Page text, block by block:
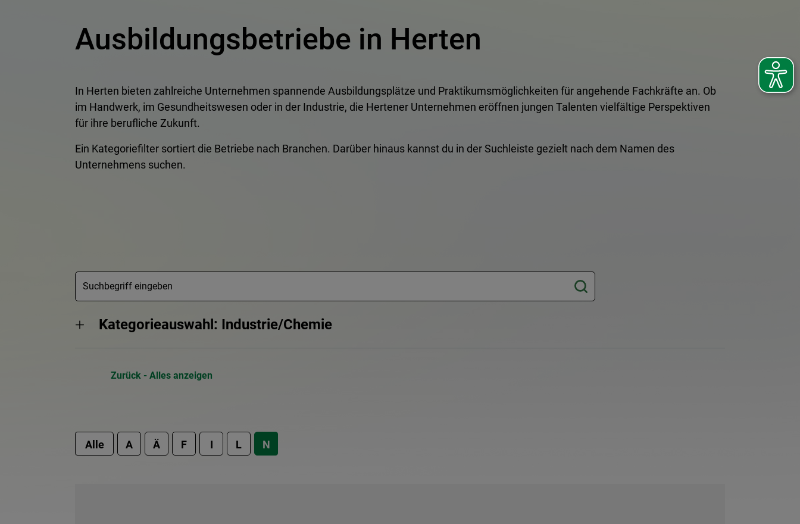
Ausbildungsbetriebe in Herten
In Herten bieten zahlreiche Unternehmen spannende Ausbildungsplätze und Praktikumsmöglichkeiten für angehende Fachkräfte an. Ob
im Handwerk, im Gesundheitswesen oder in der Industrie, die Hertener Unternehmen eröffnen jungen Talenten vielfältige Perspektiven
für ihre berufliche Zukunft.
Ein Kategoriefilter sortiert die Betriebe nach Branchen. Darüber hinaus kannst du in der Suchleiste gezielt nach dem Namen des
Unternehmens suchen.
Kategorieauswahl: Industrie/Chemie
Zurück - Alles anzeigen
Alle A Ä F I L N